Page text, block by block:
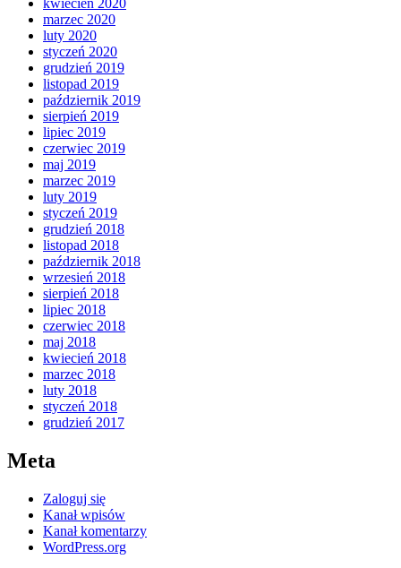
kwiecień 2020
marzec 2020
luty 2020
styczeń 2020
grudzień 2019
listopad 2019
październik 2019
sierpień 2019
lipiec 2019
czerwiec 2019
maj 2019
marzec 2019
luty 2019
styczeń 2019
grudzień 2018
listopad 2018
październik 2018
wrzesień 2018
sierpień 2018
lipiec 2018
czerwiec 2018
maj 2018
kwiecień 2018
marzec 2018
luty 2018
styczeń 2018
grudzień 2017
Meta
Zaloguj się
Kanał wpisów
Kanał komentarzy
WordPress.org